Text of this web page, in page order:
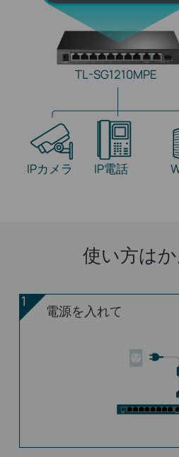
IPカメラ IP電話
TL-SG1210MPE
使い方は
1
電源を入れて